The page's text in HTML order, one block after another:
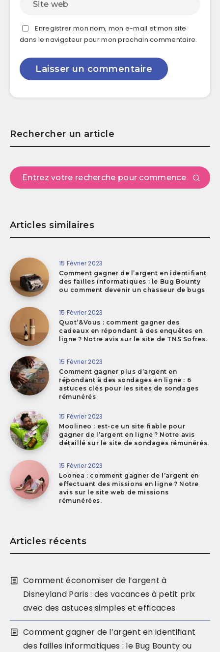
Enregistrer mon nom, mon e-mail et mon site
dans le navigateur pour mon prochain commentaire.
Rechercher un article
Articles similaires
15 Février 2023
Comment gagner de l’argent en identifiant
des failles informatiques : le Bug Bounty
ou comment devenir un chasseur de bugs
15 Février 2023
Quot’&Vous : comment gagner des
cadeaux en répondant à des enquêtes en
ligne ? Notre avis sur le site de TNS Sofres.
15 Février 2023
Comment gagner plus d’argent en
répondant à des sondages en ligne : 6
astuces clés pour les sites de sondages
rémunérés
15 Février 2023
Moolineo : est-ce un site fiable pour
gagner de l’argent en ligne ? Notre avis
détaillé sur le site de sondages rémunérés.
15 Février 2023
Loonea : comment gagner de l’argent en
effectuant des missions en ligne ? Notre
avis sur le site web de missions
rémunérées.
Articles récents
Comment économiser de l’argent à
Disneyland Paris : des vacances à petit prix
avec des astuces simples et efficaces
Comment gagner de l’argent en identifiant
des failles informatiques : le Bug Bounty ou